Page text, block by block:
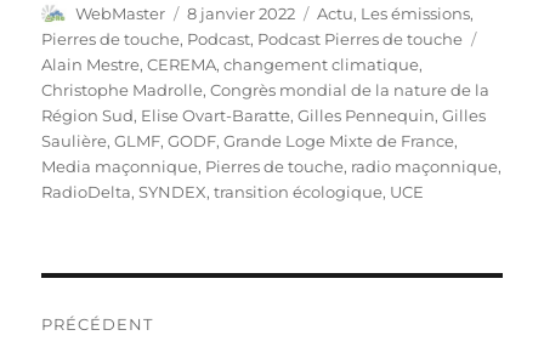
Auteur
WebMaster
Publié
le
8 janvier 2022 Catégories
Actu, Les émissions,
Pierres de touche, Podcast, Podcast Pierres de touche
Alain Mestre,CEREMA,changement climatique,
Christophe Madrolle,Congrès mondial de la nature de la
Région Sud, Elise Ovart-Baratte,Gilles Pennequin,Gilles
Saulière,GLMF,GODF,Grande Loge Mixte de France,
Media maçonnique, Pierres de touche, radio maçonnique,
RadioDelta,SYNDEX,transition écologique, UCE
PRÉCÉDENT